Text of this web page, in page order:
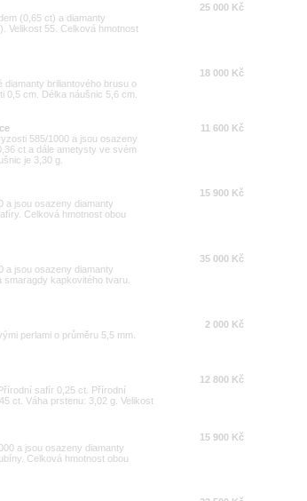
(0,65 ct) a diamanty
Velikost 55. Celková hmotnost
25 000 Kč
briliantového brusu o
0,5 cm. Délka náušnic 5,6 cm.
18 000 Kč
585/1000 a jsou osazeny
ct a dále ametysty ve svém
je 3,30 g.
11 600 Kč
a jsou osazeny diamanty
Celková hmotnost obou
15 900 Kč
a jsou osazeny diamanty
kapkovitého tvaru.
35 000 Kč
perlami o průměru 5,5 mm.
2 000 Kč
safír 0,25 ct. Přírodní
ct. Váha prstenu: 3,02 g. Velikost
12 800 Kč
a jsou osazeny diamanty
Celková hmotnost obou
15 900 Kč